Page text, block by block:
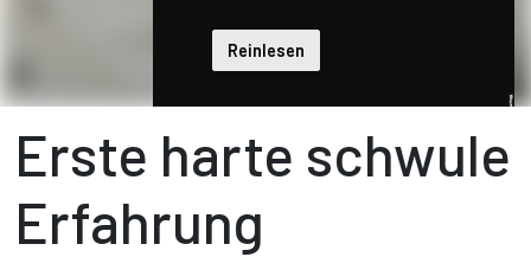
Reinlesen
Erste harte schwule
Erfahrung